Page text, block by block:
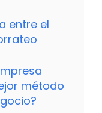
entre el
método